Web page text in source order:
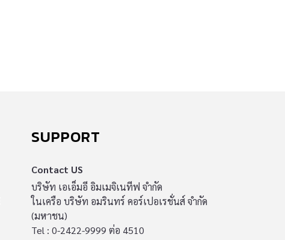
SUPPORT
Contact US
บริษัท เอเอ็มอี อิมเมจิเนทีฟ จำกัด
ในเครือ บริษัท อมรินทร์ คอร์เปอเรชั่นส์ จำกัด
(มหาชน)
Tel : 0-2422-9999 ต่อ 4510